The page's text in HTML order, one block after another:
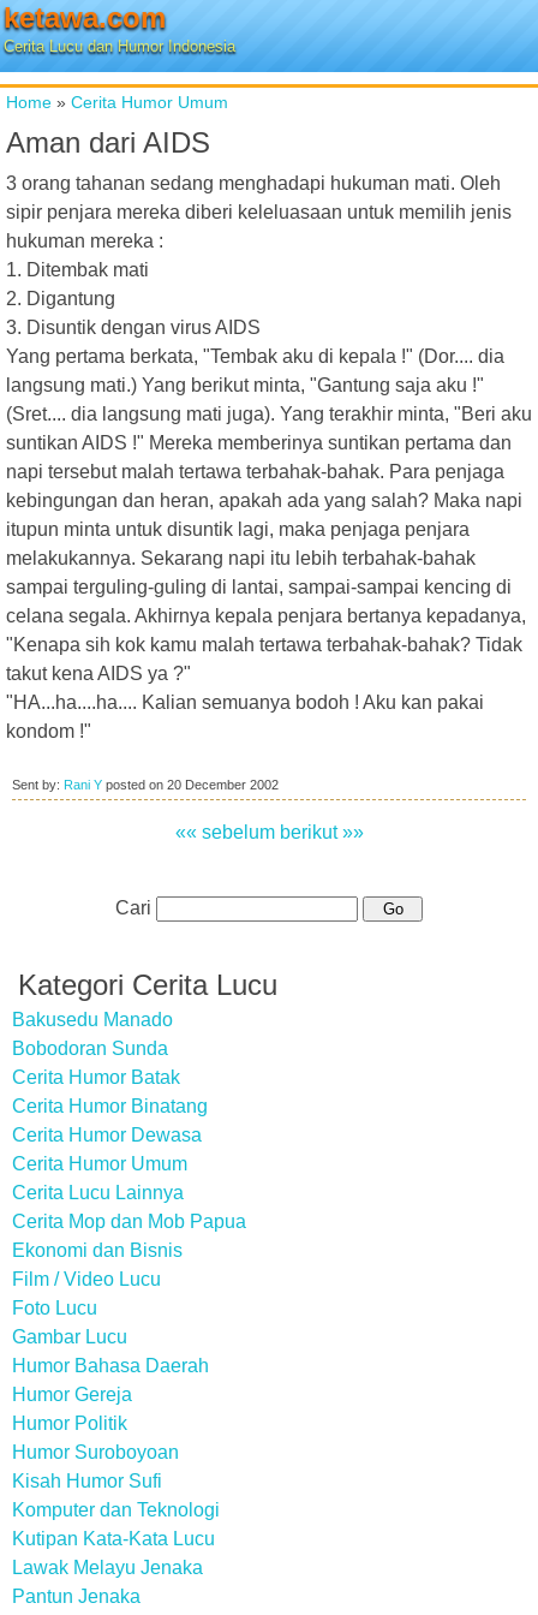
ketawa.com
Cerita Lucu dan Humor Indonesia
Home » Cerita Humor Umum
Aman dari AIDS
3 orang tahanan sedang menghadapi hukuman mati. Oleh
sipir penjara mereka diberi keleluasaan untuk memilih jenis
hukuman mereka :
1. Ditembak mati
2. Digantung
3. Disuntik dengan virus AIDS
Yang pertama berkata, "Tembak aku di kepala !" (Dor.... dia
langsung mati.) Yang berikut minta, "Gantung saja aku !"
(Sret.... dia langsung mati juga). Yang terakhir minta, "Beri aku
suntikan AIDS !" Mereka memberinya suntikan pertama dan
napi tersebut malah tertawa terbahak-bahak. Para penjaga
kebingungan dan heran, apakah ada yang salah? Maka napi
itupun minta untuk disuntik lagi, maka penjaga penjara
melakukannya. Sekarang napi itu lebih terbahak-bahak
sampai terguling-guling di lantai, sampai-sampai kencing di
celana segala. Akhirnya kepala penjara bertanya kepadanya,
"Kenapa sih kok kamu malah tertawa terbahak-bahak? Tidak
takut kena AIDS ya ?"
"HA...ha....ha.... Kalian semuanya bodoh ! Aku kan pakai
kondom !"
Sent by: Rani Y posted on 20 December 2002
«« sebelum berikut »»
Cari
Kategori Cerita Lucu
Bakusedu Manado
Bobodoran Sunda
Cerita Humor Batak
Cerita Humor Binatang
Cerita Humor Dewasa
Cerita Humor Umum
Cerita Lucu Lainnya
Cerita Mop dan Mob Papua
Ekonomi dan Bisnis
Film / Video Lucu
Foto Lucu
Gambar Lucu
Humor Bahasa Daerah
Humor Gereja
Humor Politik
Humor Suroboyoan
Kisah Humor Sufi
Komputer dan Teknologi
Kutipan Kata-Kata Lucu
Lawak Melayu Jenaka
Pantun Jenaka